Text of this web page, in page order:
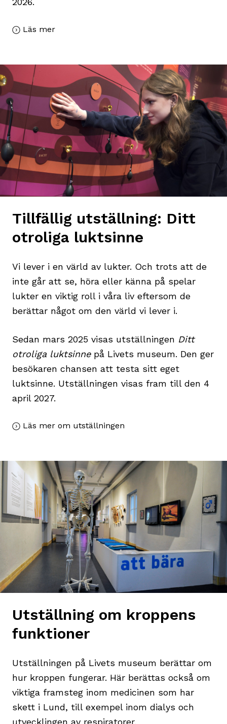
Läs mer
Tillfällig utställning: Ditt
otroliga luktsinne
Vi lever i en värld av lukter. Och trots att de
inte går att se, höra eller känna på spelar
lukter en viktig roll i våra liv eftersom de
berättar något om den värld vi lever i.
Sedan mars 2025 visas utställningen Ditt
otroliga luktsinnepå Livets museum. Den ger
besökaren chansen att testa sitt eget
luktsinne. Utställningen visas fram till den 4
april 2027.
Läs mer om utställningen
Utställning om kroppens
funktioner
Utställningen på Livets museum berättar om
hur kroppen fungerar. Här berättas också om
viktiga framsteg inom medicinen som har
skett i Lund, till exempel inom dialys och
utvecklingen av respiratorer.